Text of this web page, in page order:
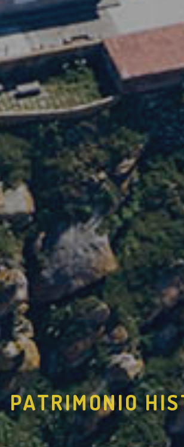
PATRIMONIO